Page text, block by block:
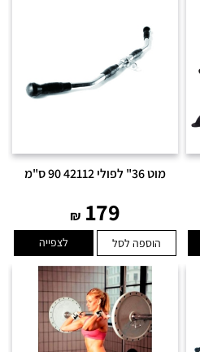
מוט 36" לפולי 42112 90 ס"מ
179
₪
הוספה לסל לצפייה